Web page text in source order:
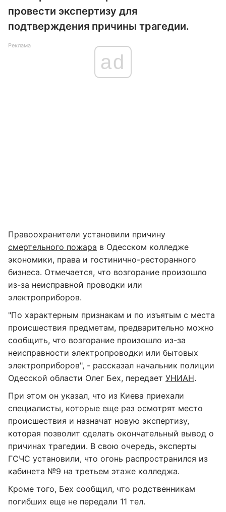
провести экспертизу для
подтверждения причины трагедии.
Реклама
ad
Правоохранители установили причину
смертельного пожара в Одесском колледже
экономики, права и гостинично-ресторанного
бизнеса. Отмечается, что возгорание произошло
из-за неисправной проводки или
электроприборов.
"По характерным признакам и по изъятым с места
происшествия предметам, предварительно можно
сообщить, что возгорание произошло из-за
неисправности электропроводки или бытовых
электроприборов", - рассказал начальник полиции
Одесской области Олег Бех, передает УНИАН.
При этом он указал, что из Киева приехали
специалисты, которые еще раз осмотрят место
происшествия и назначат новую экспертизу,
которая позволит сделать окончательный вывод о
причинах трагедии. В свою очередь, эксперты
ГСЧС установили, что огонь распространился из
кабинета №9 на третьем этаже колледжа.
Кроме того, Бех сообщил, что родственникам
погибших еще не передали 11 тел.